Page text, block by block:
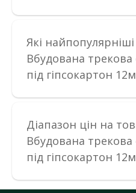
Наявність: В наявності
Магнітні трекові
організації стильного та
1 340.77 грн
ДО
В
Які найпопулярніші
Вбудована трекова
під гіпсокартон
Діапазон цін на
Вбудована трекова
під гіпсокартон